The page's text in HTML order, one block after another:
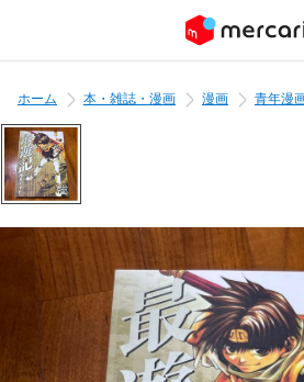
ホーム 本・雑誌・漫画 漫画 青年漫